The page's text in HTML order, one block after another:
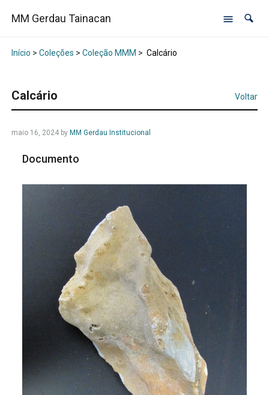
MM Gerdau Tainacan
Início > Coleções > Coleção MMM > Calcário
Calcário Voltar
maio 16, 2024by MM Gerdau Institucional
Documento